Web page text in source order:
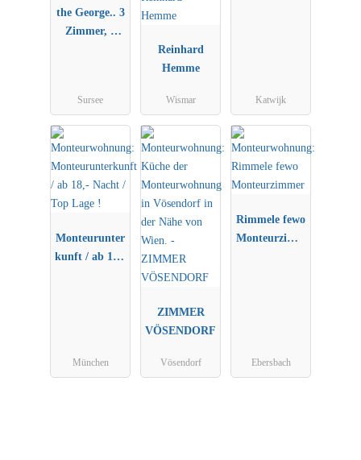
the George.. 3
Zimmer, 6
Sursee
Reinhard
Hemme
Wismar Katwijk
Monteurunter
kunft / ab 18,-
München
ZIMMER
VÖSENDORF
Vösendorf
Rimmele fewo
Monteurzimm
Ebersbach